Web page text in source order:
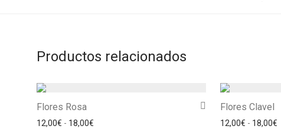
Productos relacionados
Flores Rosa
12,00€ - 18,00€ Rango de precios: desde 12,00€ hasta 18,00€
Flores Clavel
12,00€ - 18,00€